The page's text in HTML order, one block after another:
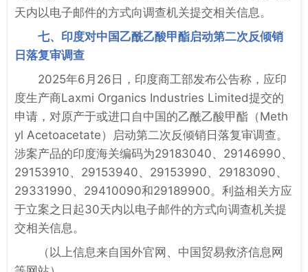
天内以电子邮件的方式向调查机关提交相关信息。
七、印度对中国乙酰乙酸甲酯启动第二次反倾销
日落复审调查
2025年6月26日，印度商工部发布公告称，应印
度生产商Laxmi Organics Industries Limited提交的
申请，对原产于或进口自中国的乙酰乙酸甲酯（Meth
yl Acetoacetate）启动第二次反倾销日落复审调查。
涉案产品的印度海关编码为29183040、29146990、
29153910、29153940、29153990、29183090、
29331990、29410090和29189900。利益相关方应
于立案之日起30天内以电子邮件的方式向调查机关提
交相关信息。
（以上信息来自国外官网、中国贸易救济信息网